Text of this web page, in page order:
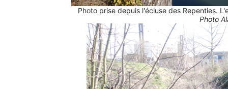
Photo prise depuis l'écluse des Repenties.
Photo